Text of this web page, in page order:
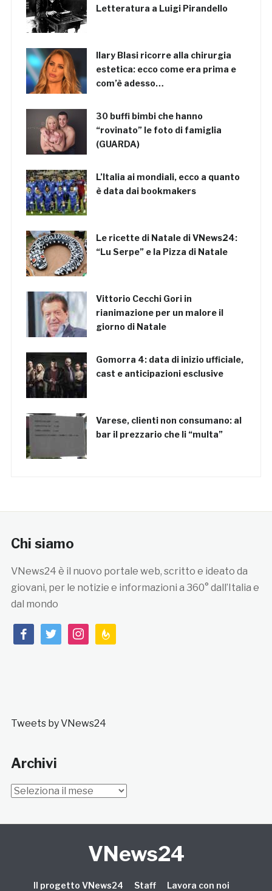
Letteratura a Luigi Pirandello
Ilary Blasi ricorre alla chirurgia
estetica: ecco come era prima e
com’è adesso…
30 buffi bimbi che hanno
“rovinato” le foto di famiglia
(GUARDA)
L’Italia ai mondiali, ecco a quanto
è data dai bookmakers
Le ricette di Natale di VNews24:
“Lu Serpe” e la Pizza di Natale
Vittorio Cecchi Gori in
rianimazione per un malore il
giorno di Natale
Gomorra 4: data di inizio ufficiale,
cast e anticipazioni esclusive
Varese, clienti non consumano: al
bar il prezzario che li “multa”
Chi siamo
VNews24 è il nuovo portale web, scritto e ideato da
giovani, per le notizie e informazioni a 360° dall’Italia e
dal mondo
facebooktwitterinstagramfeedburner
Tweets by VNews24
Archivi
Archivi
VNews24
Il progetto VNews24 Staff Lavora con noi